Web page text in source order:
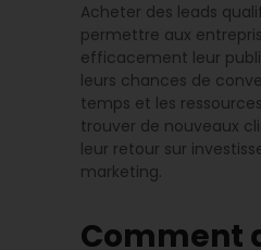
Acheter des leads
permettre aux
efficacement leur
leurs chances de
temps et les
trouver de nouveaux
leur retour sur
marketing.
Comment